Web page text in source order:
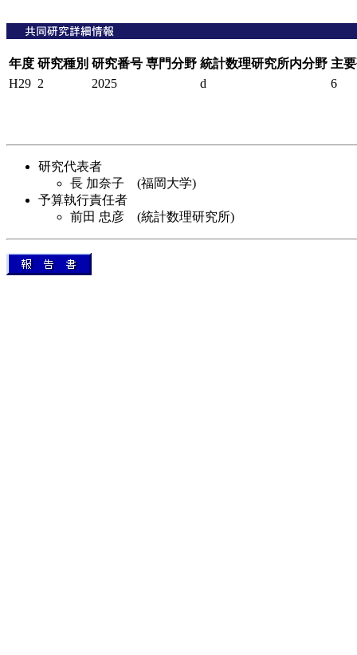
年度 研究種別 研究番号 専門分野 統計数理研究所内分野 主
H29 2 2025 d 6
研究代表者
長 加奈子 (福岡大学)
予算執行責任者
前田 忠彦 (統計数理研究所)